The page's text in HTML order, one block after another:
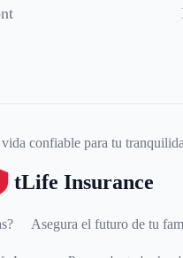
vida confiable para tu
tLife Insurance
Asegura el futuro de tu